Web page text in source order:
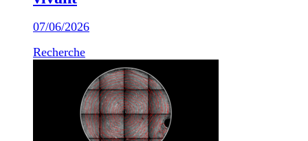
07/06/2026
Recherche